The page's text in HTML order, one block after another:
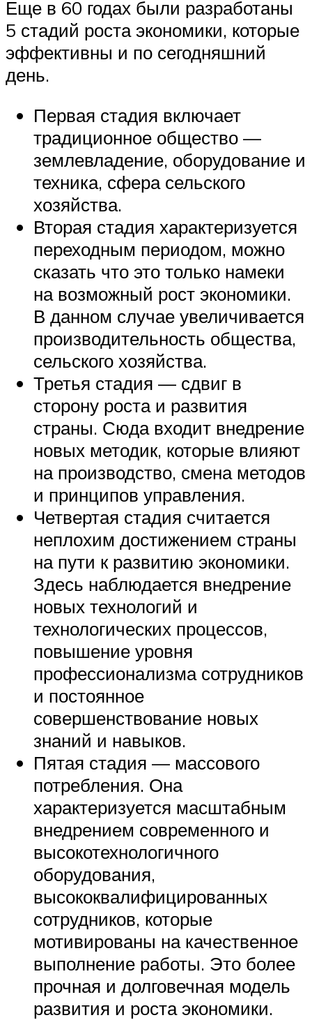
Еще в 60 годах были разработаны
5 стадий роста экономики, которые
эффективны и по сегодняшний
день.
Первая стадия включает
традиционное общество —
землевладение, оборудование и
техника, сфера сельского
хозяйства.
Вторая стадия характеризуется
переходным периодом, можно
сказать что это только намеки
на возможный рост экономики.
В данном случае увеличивается
производительность общества,
сельского хозяйства.
Третья стадия — сдвиг в
сторону роста и развития
страны. Сюда входит внедрение
новых методик, которые влияют
на производство, смена методов
и принципов управления.
Четвертая стадия считается
неплохим достижением страны
на пути к развитию экономики.
Здесь наблюдается внедрение
новых технологий и
технологических процессов,
повышение уровня
профессионализма сотрудников
и постоянное
совершенствование новых
знаний и навыков.
Пятая стадия — массового
потребления. Она
характеризуется масштабным
внедрением современного и
высокотехнологичного
оборудования,
высококвалифицированных
сотрудников, которые
мотивированы на качественное
выполнение работы. Это более
прочная и долговечная модель
развития и роста экономики.